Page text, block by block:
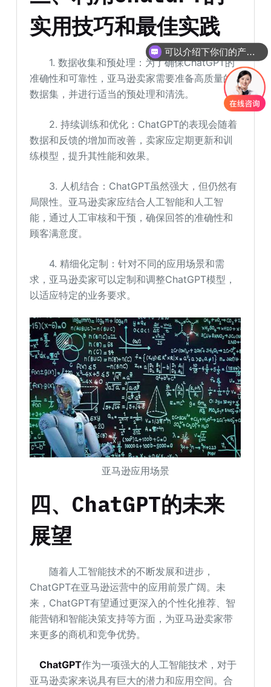
实用技巧和最佳实践
1. 数据收集和预处理：为了确保ChatGPT的
准确性和可靠性，亚马逊卖家需要准备高质量的
数据集，并进行适当的预处理和清洗。
2. 持续训练和优化：ChatGPT的表现会随着
数据和反馈的增加而改善，卖家应定期更新和训
练模型，提升其性能和效果。
3. 人机结合：ChatGPT虽然强大，但仍然有
局限性。亚马逊卖家应结合人工智能和人工智
能，通过人工审核和干预，确保回答的准确性和
顾客满意度。
4. 精细化定制：针对不同的应用场景和需
求，亚马逊卖家可以定制和调整ChatGPT模型，
以适应特定的业务要求。
亚马逊应用场景
四、ChatGPT的未来
展望
随着人工智能技术的不断发展和进步，
ChatGPT在亚马逊运营中的应用前景广阔。未
来，ChatGPT有望通过更深入的个性化推荐、智
能营销和智能决策支持等方面，为亚马逊卖家带
来更多的商机和竞争优势。
ChatGPT作为一项强大的人工智能技术，对于
亚马逊卖家来说具有巨大的潜力和应用空间。合
可以介绍下你们的产品么